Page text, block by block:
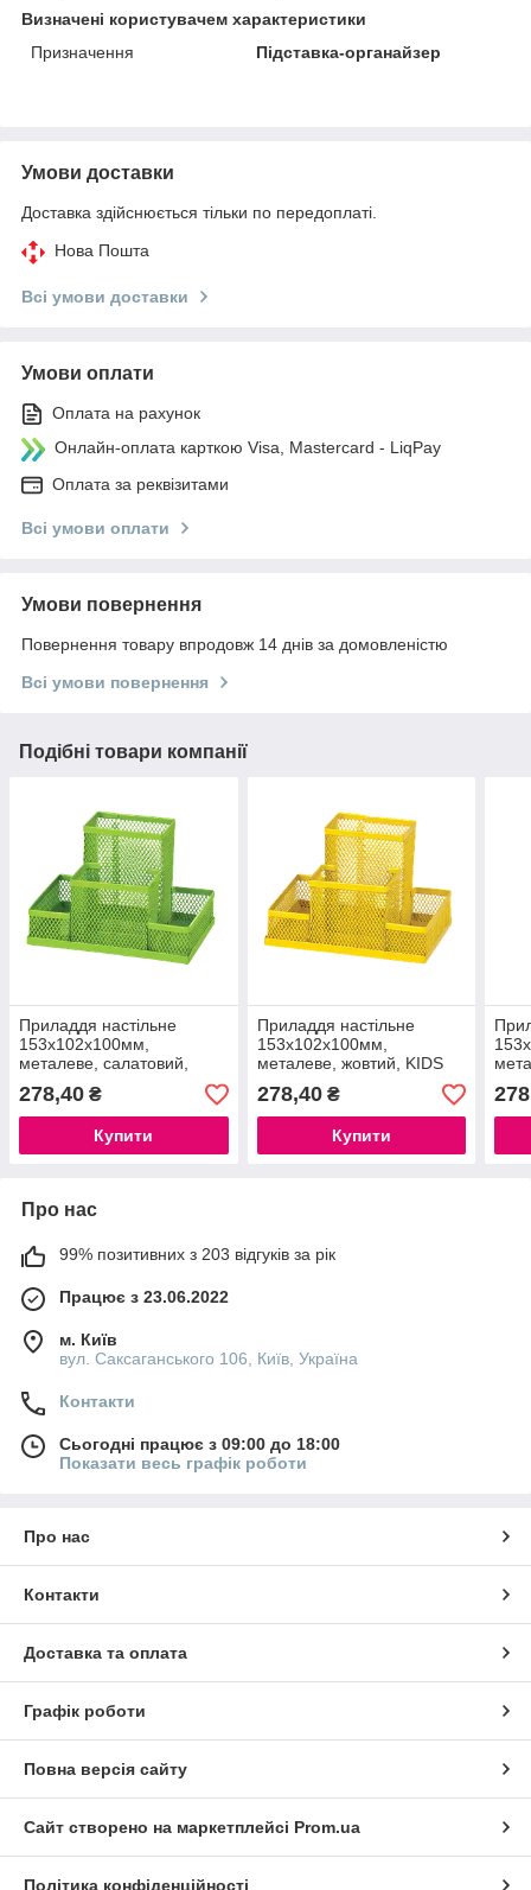
Визначені користувачем характеристики
Призначення
Підставка-органайзер
Умови доставки
Доставка здійснюється тільки по передоплаті.
Нова Пошта
Всі умови доставки
Умови оплати
Оплата на рахунок
Онлайн-оплата карткою Visa, Mastercard - LiqPay
Оплата за реквізитами
Всі умови оплати
Умови повернення
Повернення товару впродовж 14 днів за домовленістю
Всі умови повернення
Подібні товари компанії
Приладдя настільне
153x102x100мм,
металеве, салатовий,
KIDS Line
278,40 ₴
Купити
Приладдя настільне
153x102x100мм,
металеве, жовтий, KIDS
Line
278,40₴
Купити
Про нас
99% позитивних з 203 відгуків за рік
Працює з 23.06.2022
м. Київ
вул. Саксаганського 106, Київ, Україна
Контакти
Сьогодні працює з 09:00 до 18:00
Показати весь графік роботи
Про нас
Контакти
Доставка та оплата
Графік роботи
Повна версія сайту
Сайт створено на маркетплейсі Prom.ua
Політика конфіденційності